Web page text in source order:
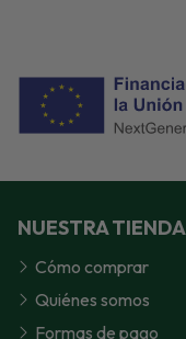
NUESTRA TIENDA
Cómo comprar
Quiénes somos
Formas de pago